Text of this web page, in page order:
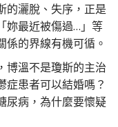
的灑脫、失序，正是
妳最近被傷過…」等
係的界線有機可循。
博溫不是瓊斯的主治
症患者可以結婚嗎？
尿病，為什麼要懷疑